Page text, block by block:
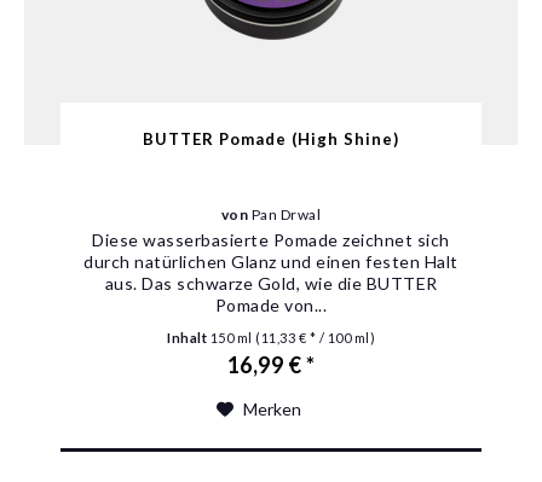
BUTTER Pomade (High Shine)
von Pan Drwal
Diese wasserbasierte Pomade zeichnet sich
durch natürlichen Glanz und einen festen Halt
aus. Das schwarze Gold, wie die BUTTER
Pomade von...
Inhalt 150 ml (11,33 € * / 100 ml)
16,99 € *
Merken